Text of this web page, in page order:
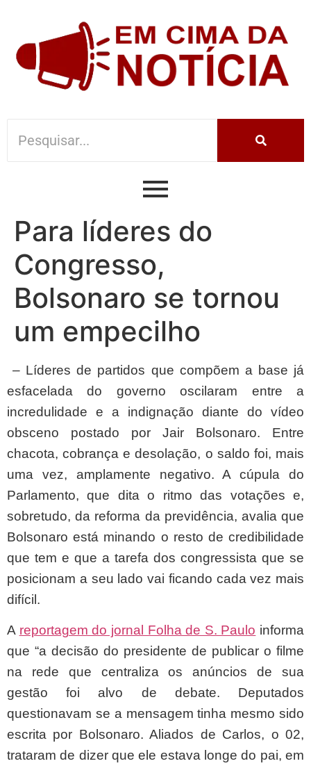
Para líderes do
Congresso,
Bolsonaro se tornou
um empecilho
– Líderes de partidos que compõem a base já
esfacelada do governo oscilaram entre a
incredulidade e a indignação diante do vídeo
obsceno postado por Jair Bolsonaro. Entre
chacota, cobrança e desolação, o saldo foi, mais
uma vez, amplamente negativo. A cúpula do
Parlamento, que dita o ritmo das votações e,
sobretudo, da reforma da previdência, avalia que
Bolsonaro está minando o resto de credibilidade
que tem e que a tarefa dos congressista que se
posicionam a seu lado vai ficando cada vez mais
difícil.
A reportagem do jornal Folha de S. Paulo informa
que “a decisão do presidente de publicar o filme
na rede que centraliza os anúncios de sua
gestão foi alvo de debate. Deputados
questionavam se a mensagem tinha mesmo sido
escrita por Bolsonaro. Aliados de Carlos, o 02,
trataram de dizer que ele estava longe do pai, em